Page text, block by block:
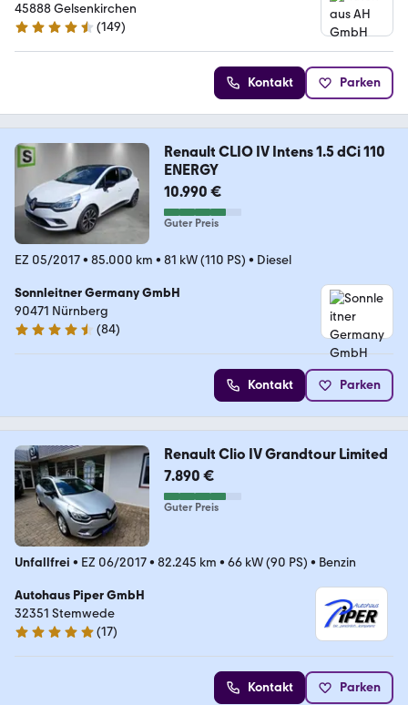
45888 Gelsenkirchen
4.7 Sterne
(149)
Kontakt Parken
Renault CLIO IV Intens 1.5 dCi 110
ENERGY
10.990 €
Guter Preis
EZ 05/2017• 85.000 km • 81 kW (110 PS) • Diesel
Sonnleitner Germany GmbH
90471 Nürnberg
4.4 Sterne
(84)
Kontakt Parken
Renault Clio IV Grandtour Limited
7.890 €
Guter Preis
Unfallfrei • EZ 06/2017• 82.245 km • 66 kW (90 PS) • Benzin
Autohaus Piper GmbH
32351 Stemwede
4.8 Sterne
(17)
Kontakt Parken